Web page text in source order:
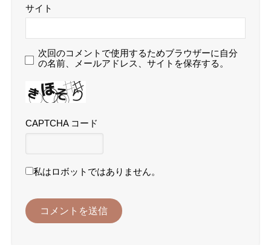
サイト
次回のコメントで使用するためブラウザーに自分
の名前、メールアドレス、サイトを保存する。
CAPTCHA コード
私はロボットではありません。